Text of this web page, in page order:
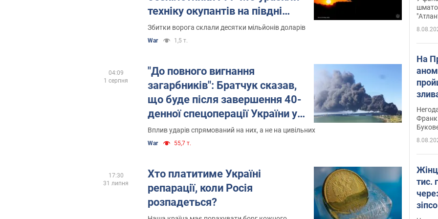
техніку окупантів на півдні
України. Відео
Збитки ворога склали десятки мільйонів доларів
War 1,5 т.
"До повного вигнання
загарбників": Братчук сказав,
що буде після завершення 40-
денної спецоперації України у
Криму
Вплив ударів спрямований на них, а не на цивільних
War 55,7 т.
04:09
1 серпня
Хто платитиме Україні
репарації, коли Росія
розпадеться?
17:30
31 липня
На
тис.